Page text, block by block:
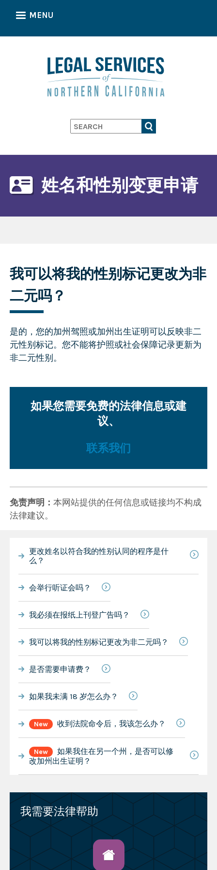
MENU
Search
姓名和性别变更申请
我可以将我的性别标记更改为非
二元吗？
是的，您的加州驾照或加州出生证明可以反映非二
元性别标记。您不能将护照或社会保障记录更新为
非二元性别。
如果您需要免费的法律信息或建
议、
联系我们
免责声明： 本网站提供的任何信息或链接均不构成
法律建议。
更改姓名以符合我的性别认同的程序是什
么？
会举行听证会吗？
我必须在报纸上刊登广告吗？
我可以将我的性别标记更改为非二元吗？
是否需要申请费？
如果我未满 18 岁怎么办？
New 收到法院命令后，我该怎么办？
New
如果我住在另一个州，是否可以修
改加州出生证明？
我需要法律帮助